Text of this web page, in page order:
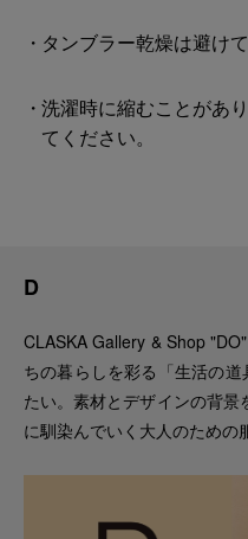
タンブラー乾燥は避けて
洗濯時に縮むことがあ
てください。
D
CLASKA Gallery & Shop
ちの暮らしを彩る「生活の
たい。素材とデザインの背
に馴染んでいく大人のための